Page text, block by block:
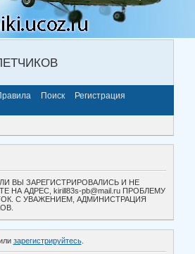
Поиск
Регистрация
ВЫ ЗАРЕГИСТРИРОВАЛИСЬ И НЕ
АДРЕС, kirill83s-pb@mail.ru ПРОБЛЕМУ
С УВАЖЕНИЕМ, АДМИНИСТРАЦИЯ
зарегистрируйтесь.